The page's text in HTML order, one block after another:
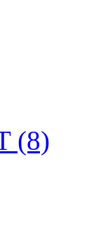
(8)